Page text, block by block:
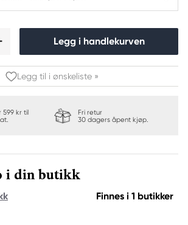
Legg i handlekurven
Legg til i ønskeliste »
599 kr til
Fri retur
30 dagers åpent kjøp.
i din butikk
Finnes i 1 butikker